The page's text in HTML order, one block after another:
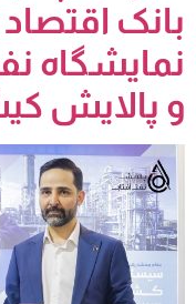
بانک
نمایشگاه
و پالایش